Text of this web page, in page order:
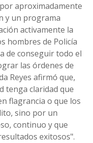
aproximadamente
y un programa
activamente la
hombres de Policía
de conseguir todo el
las órdenes de
Reyes afirmó que,
tenga claridad que
flagrancia o que los
sino por un
continuo y que
exitosos".